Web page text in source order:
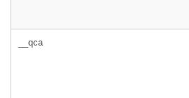
__qca